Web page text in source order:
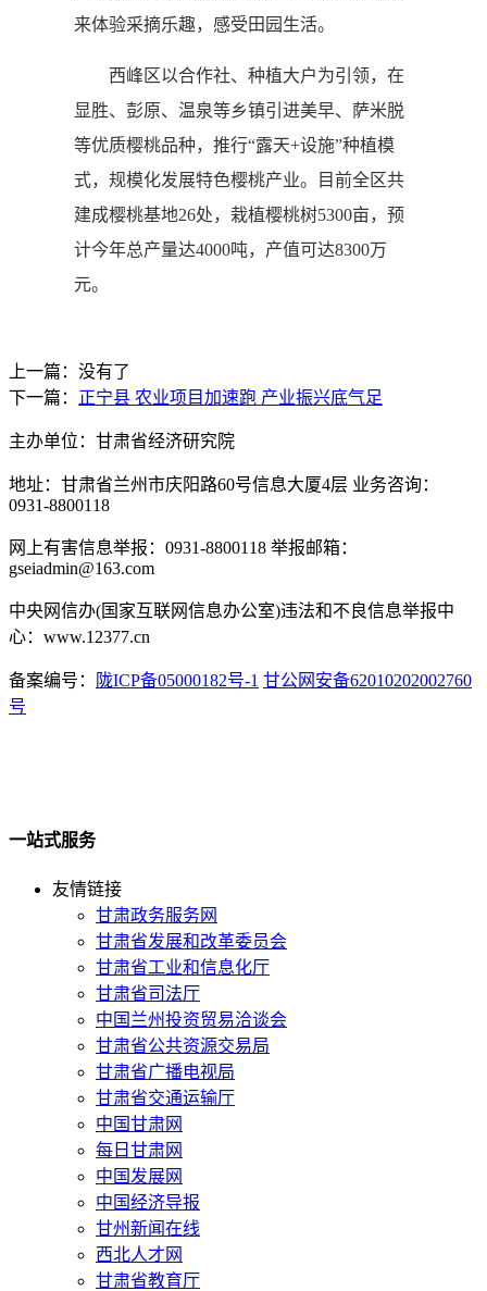
来体验采摘乐趣，感受田园生活。
西峰区以合作社、种植大户为引领，在
显胜、彭原、温泉等乡镇引进美早、萨米脱
等优质樱桃品种，推行“露天+设施”种植模
式，规模化发展特色樱桃产业。目前全区共
建成樱桃基地26处，栽植樱桃树5300亩，预
计今年总产量达4000吨，产值可达8300万
元。
上一篇：没有了
下一篇： 正宁县 农业项目加速跑 产业振兴底气足
主办单位：甘肃省经济研究院
地址：甘肃省兰州市庆阳路60号信息大厦4层 业务咨询：
0931-8800118
网上有害信息举报：0931-8800118 举报邮箱：
gseiadmin@163.com
中央网信办(国家互联网信息办公室)违法和不良信息举报中
心：www.12377.cn
备案编号： 陇ICP备05000182号-1 甘公网安备62010202002760
号
一站式服务
友情链接
甘肃政务服务网
甘肃省发展和改革委员会
甘肃省工业和信息化厅
甘肃省司法厅
中国兰州投资贸易洽谈会
甘肃省公共资源交易局
甘肃省广播电视局
甘肃省交通运输厅
中国甘肃网
每日甘肃网
中国发展网
中国经济导报
甘州新闻在线
西北人才网
甘肃省教育厅